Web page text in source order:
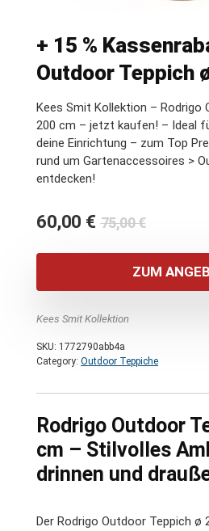
+ 15 %
Outdoor Teppich
Kees Smit Kollektion – Rodrigo
200 cm – jetzt kaufen! – Ideal
deine Einrichtung – zum Top
rund um Gartenaccessoires >
entdecken!
75,00€
war:
75,00 €
60,00 €
Aktueller
ist:
60,00 €.
ZUM
Kees Smit Kollektion
SKU: 1772790abb4a
Category: Outdoor Teppiche
Rodrigo Outdoor
cm – Stilvolles
drinnen und
Der Rodrigo Outdoor Teppich ø